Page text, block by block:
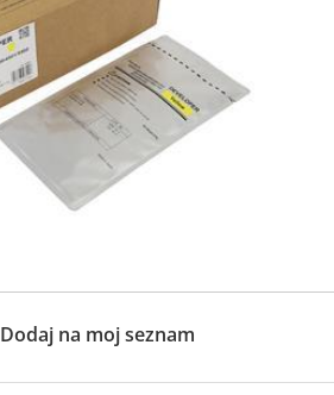
Dodaj na moj seznam